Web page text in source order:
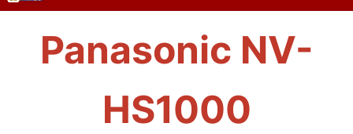
Panasonic NV-
HS1000